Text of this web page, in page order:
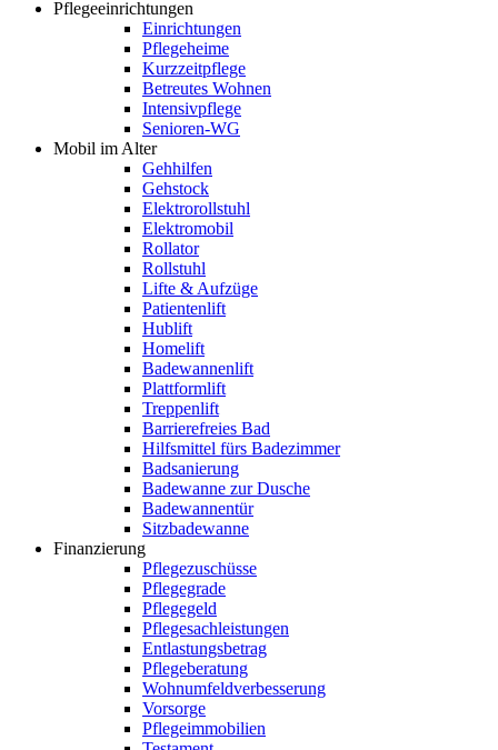
Pflegeeinrichtungen
Einrichtungen
Pflegeheime
Kurzzeitpflege
Betreutes Wohnen
Intensivpflege
Senioren-WG
Mobil im Alter
Gehhilfen
Gehstock
Elektrorollstuhl
Elektromobil
Rollator
Rollstuhl
Lifte & Aufzüge
Patientenlift
Hublift
Homelift
Badewannenlift
Plattformlift
Treppenlift
Barrierefreies Bad
Hilfsmittel fürs Badezimmer
Badsanierung
Badewanne zur Dusche
Badewannentür
Sitzbadewanne
Finanzierung
Pflegezuschüsse
Pflegegrade
Pflegegeld
Pflegesachleistungen
Entlastungsbetrag
Pflegeberatung
Wohnumfeldverbesserung
Vorsorge
Pflegeimmobilien